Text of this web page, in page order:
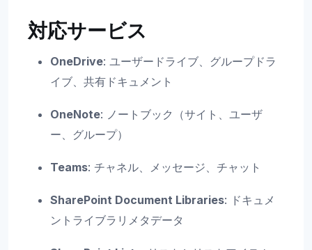
対応サービス
OneDrive: ユーザードライブ、グループドラ
イブ、共有ドキュメント
OneNote: ノートブック（サイト、ユーザ
ー、グループ）
Teams: チャネル、メッセージ、チャット
SharePoint Document Libraries: ドキュメ
ントライブラリメタデータ